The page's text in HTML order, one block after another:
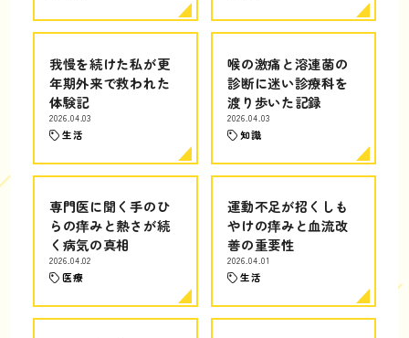
我慢を続けた私が更
年期外来で救われた
体験記
2026.04.03
生活
喉の激痛と溶連菌の
診断に迷い診療科を
渡り歩いた記録
2026.04.03
知識
専門医に聞く手のひ
らの痒みと熱さが続
く病気の真相
2026.04.02
医療
運動不足が招くしも
やけの痒みと血流改
善の重要性
2026.04.01
生活